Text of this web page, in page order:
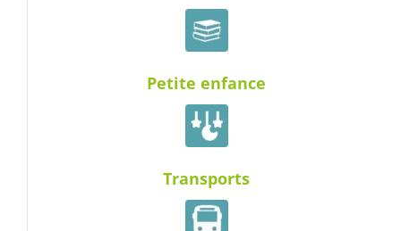
Petite enfance
Transports